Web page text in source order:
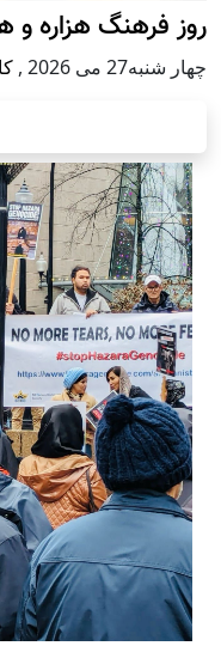
روز فرهنگ هزاره و
چهار شنبه27 می 2026 ,